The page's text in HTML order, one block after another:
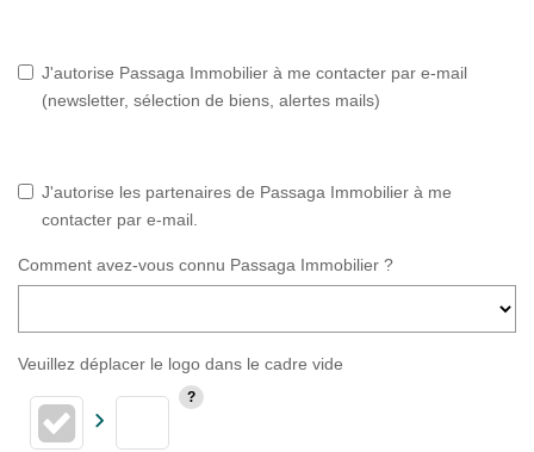
J'autorise Passaga Immobilier à me contacter par e-mail
(newsletter, sélection de biens, alertes mails)
J'autorise les partenaires de Passaga Immobilier à me
contacter par e-mail.
Comment avez-vous connu Passaga Immobilier ?
Veuillez déplacer le logo dans le cadre vide